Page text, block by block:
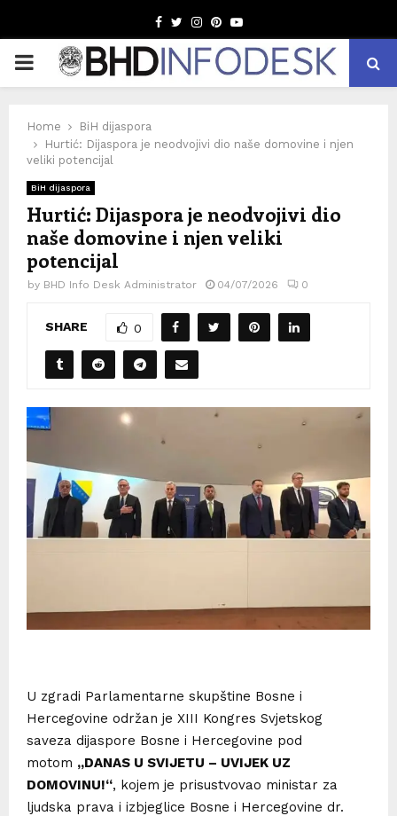
Facebook
TwitterInstagram
Pinterest
Youtube
PRIMARY
Home
BiH dijaspora
Hurtić: Dijaspora je neodvojivi dio naše domovine i njen
veliki potencijal
BiH dijaspora
Hurtić: Dijaspora je neodvojivi dio
naše domovine i njen veliki
potencijal
by BHD Info Desk Administrator 04/07/2026 0
SHARE 0
U zgradi Parlamentarne skupštine Bosne i
Hercegovine održan je XIII Kongres Svjetskog
saveza dijaspore Bosne i Hercegovine pod
motom „DANAS U SVIJETU – UVIJEK UZ
DOMOVINU!“, kojem je prisustvovao ministar za
ljudska prava i izbjeglice Bosne i Hercegovine dr.